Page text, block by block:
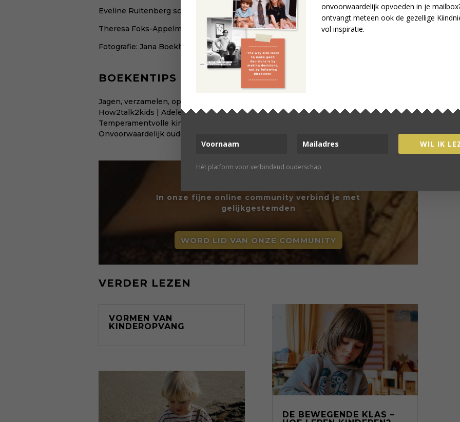
Eveline Ruitenberg schrijft nog veel meer over kindertekeningen.
Theresa Foks-Appelman | Kinderen geven tekens
Fotografie: Jana Boekholt
BOEKENTIPS
Jagen, verzamelen, opvoeden | Michealeen Doucleff
How2talk2kids | Adele Faber
Temperamentvolle kinderen | Eva Bronsveld
Onvoorwaardelijk ouderschap | Alfie Kohn
In onze fijne online community verbind je met
gelijkgestemden
WORD LID VAN ONZE COMMUNITY
VERDER LEZEN
VORMEN VAN
KINDEROPVANG
DE BEWEGENDE KLAS –
onvoorwaardelijk opvoeden in je
ontvangt meteen ook de gezellige
vol inspiratie.
WIL IK
Hét platform voor verbindend ouderschap